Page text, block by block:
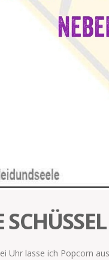
Uhr lasse ich Popcorn